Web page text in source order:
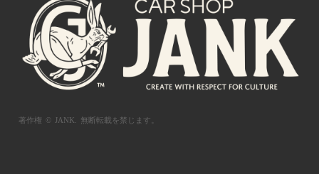
著作権 © JANK. 無断転載を禁じます。